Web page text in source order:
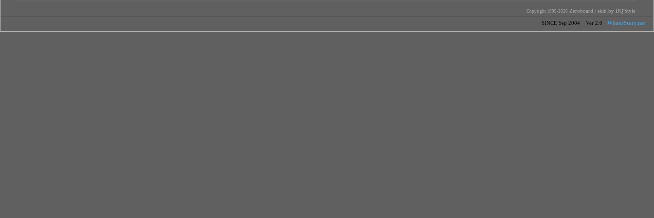
Copyright 1999-2026 Zeroboard / skin by DQ'Style
SINCE Sep 2004 Ver 2.0 WinterStory.net